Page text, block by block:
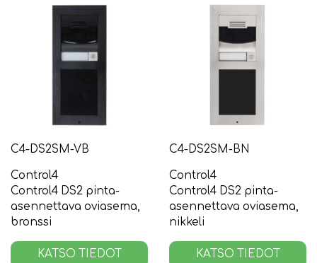
C4-DS2SM-VB
Control4
Control4 DS2 pinta-
asennettava oviasema,
bronssi
KATSO TIEDOT
C4-DS2SM-BN
Control4
Control4 DS2 pinta-
asennettava oviasema,
nikkeli
KATSO TIEDOT